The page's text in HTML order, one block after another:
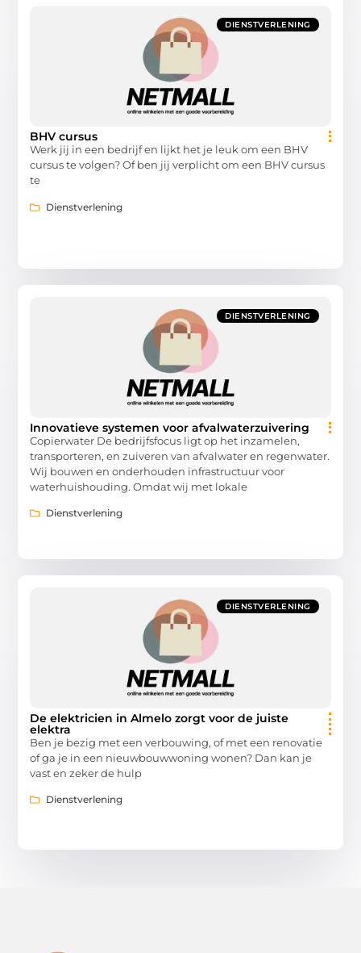
DIENSTVERLENING
BHV cursus
Werk jij in een bedrijf en lijkt het je leuk om een BHV
cursus te volgen? Of ben jij verplicht om een BHV cursus
te
Dienstverlening
DIENSTVERLENING
Innovatieve systemen voor afvalwaterzuivering
Copierwater De bedrijfsfocus ligt op het inzamelen,
transporteren, en zuiveren van afvalwater en regenwater.
Wij bouwen en onderhouden infrastructuur voor
waterhuishouding. Omdat wij met lokale
Dienstverlening
DIENSTVERLENING
De elektricien in Almelo zorgt voor de juiste
elektra
Ben je bezig met een verbouwing, of met een renovatie
of ga je in een nieuwbouwwoning wonen? Dan kan je
vast en zeker de hulp
Dienstverlening